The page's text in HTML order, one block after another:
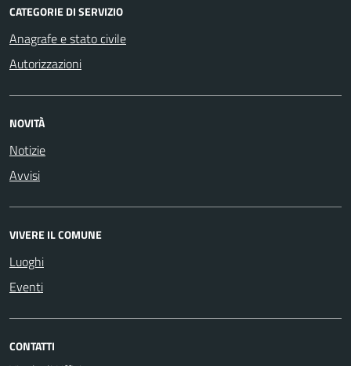
CATEGORIE DI SERVIZIO
Anagrafe e stato civile
Autorizzazioni
NOVITÀ
Notizie
Avvisi
VIVERE IL COMUNE
Luoghi
Eventi
CONTATTI